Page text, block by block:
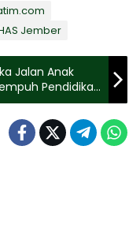
Jember
Jalan Anak
Pendidikan